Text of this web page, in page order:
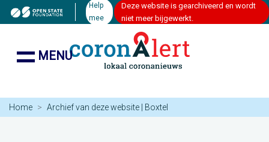
Help
mee
Deze website is gearchiveerd en wordt
niet meer bijgewerkt.
MENU
Home Archief van deze website | Boxtel